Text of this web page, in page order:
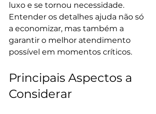
luxo e se tornou necessidade.
Entender os detalhes ajuda não só
a economizar, mas também a
garantir o melhor atendimento
possível em momentos críticos.
Principais Aspectos a
Considerar